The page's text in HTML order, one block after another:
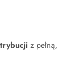
z pełną,